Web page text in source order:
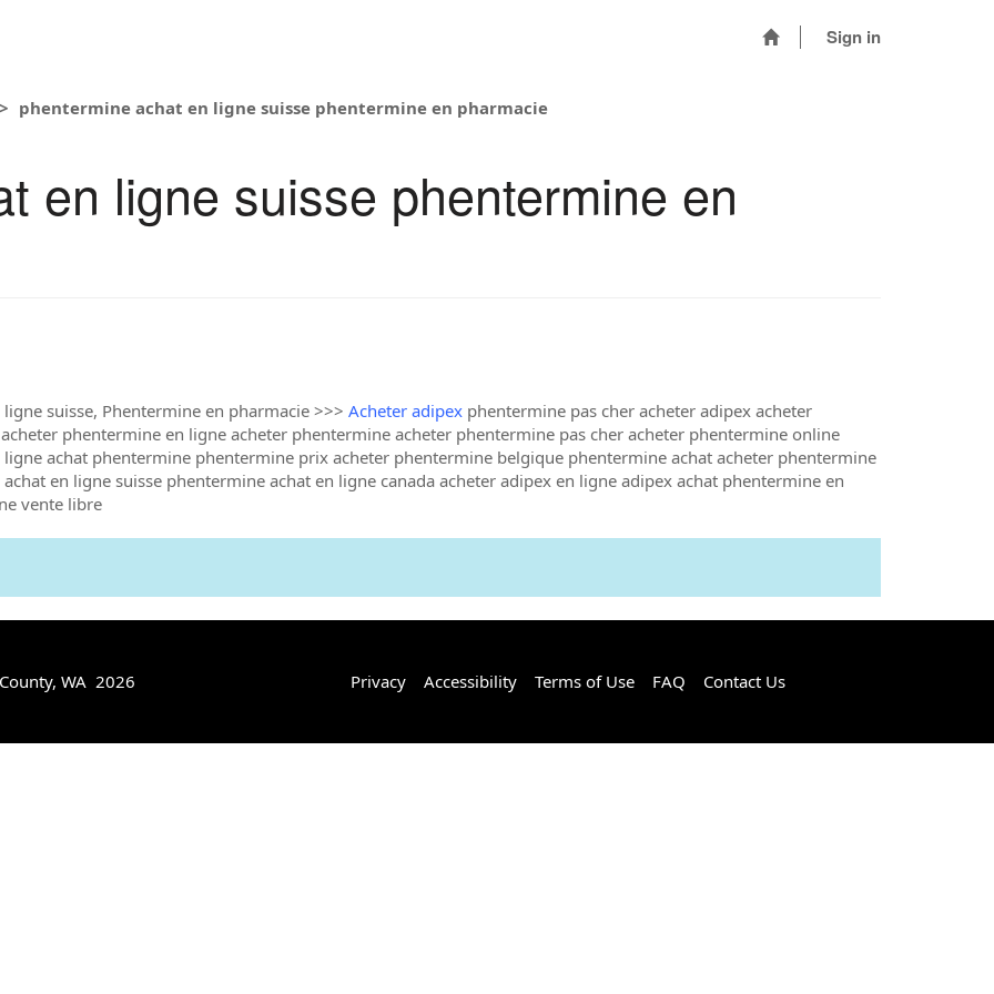
Sign in
phentermine achat en ligne suisse phentermine en pharmacie
en ligne suisse phentermine en
suisse, Phentermine en pharmacie >>> Acheter adipex phentermine pas cher acheter adipex acheter
phentermine en ligne acheter phentermine acheter phentermine pas cher acheter phentermine online
achat phentermine phentermine prix acheter phentermine belgique phentermine achat acheter phentermine
en ligne suisse phentermine achat en ligne canada acheter adipex en ligne adipex achat phentermine en
vente libre
WA 2026 Privacy Accessibility Terms of Use FAQ Contact Us